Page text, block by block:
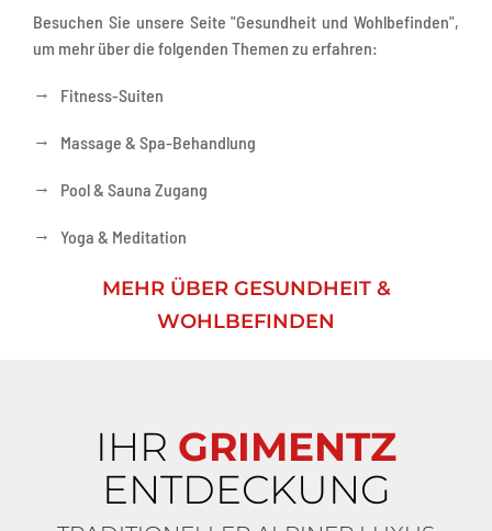
Besuchen Sie unsere Seite "Gesundheit und Wohlbefinden",
um mehr über die folgenden Themen zu erfahren:
→ Fitness-Suiten
→ Massage & Spa-Behandlung
→ Pool & Sauna Zugang
→ Yoga & Meditation
MEHR ÜBER GESUNDHEIT &
WOHLBEFINDEN
IHR GRIMENTZ
ENTDECKUNG